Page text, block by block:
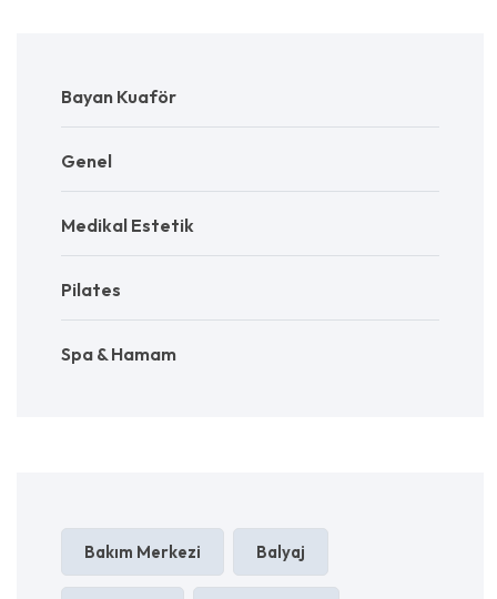
Bayan Kuaför
Genel
Medikal Estetik
Pilates
Spa & Hamam
Bakım Merkezi Balyaj